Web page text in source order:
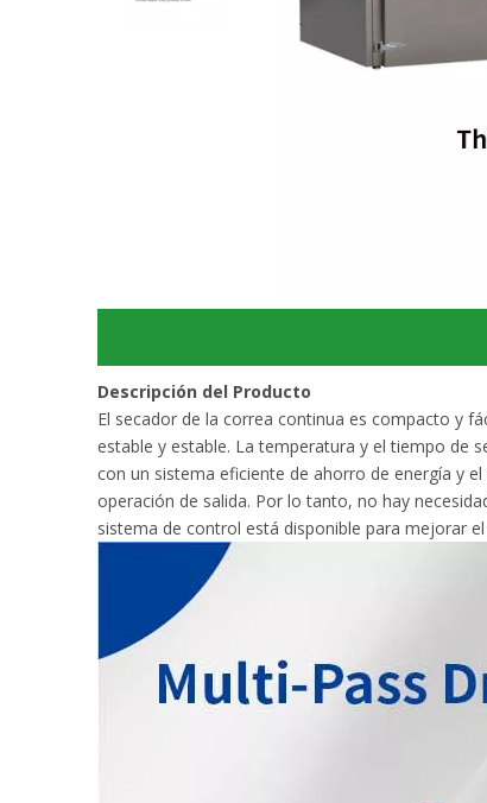
Descripción del Producto
El secador de la correa continua es compacto y
estable y estable. La temperatura y el tiempo de
con un sistema eficiente de ahorro de energía y
operación de salida. Por lo tanto, no hay
sistema de control está disponible para mejorar